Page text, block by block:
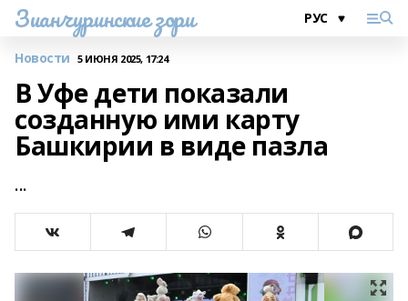
Зианчуринские зори
Новости 5 ИЮНЯ 2025, 17:24
В Уфе дети показали
созданную ими карту
Башкирии в виде пазла
...